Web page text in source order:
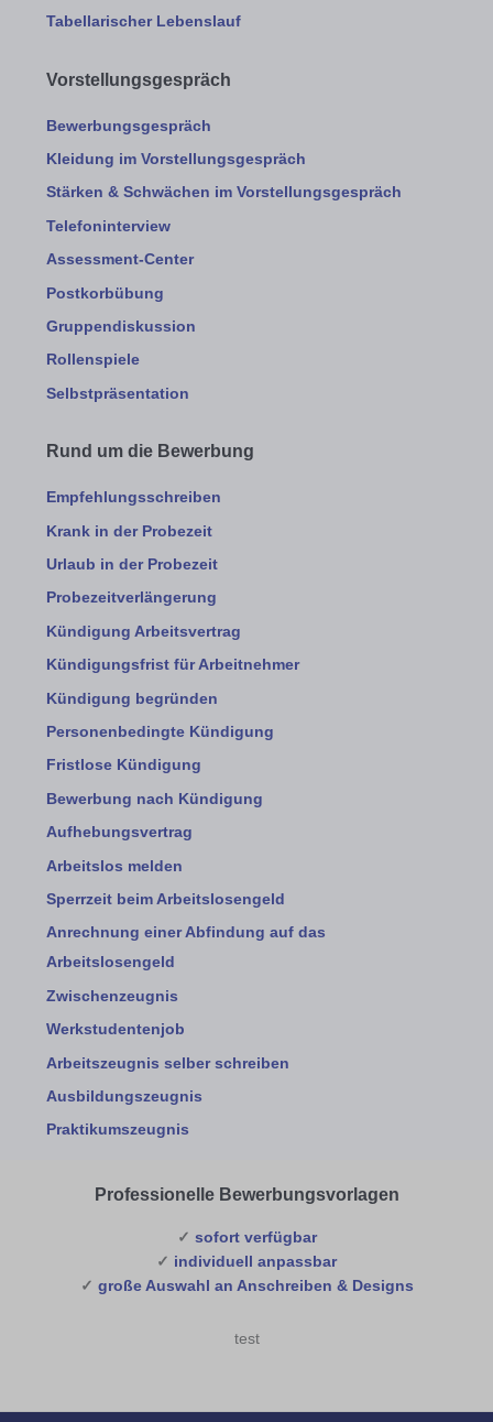
Tabellarischer Lebenslauf
Vorstellungsgespräch
Bewerbungsgespräch
Kleidung im Vorstellungsgespräch
Stärken & Schwächen im Vorstellungsgespräch
Telefoninterview
Assessment-Center
Postkorbübung
Gruppendiskussion
Rollenspiele
Selbstpräsentation
Rund um die Bewerbung
Empfehlungsschreiben
Krank in der Probezeit
Urlaub in der Probezeit
Probezeitverlängerung
Kündigung Arbeitsvertrag
Kündigungsfrist für Arbeitnehmer
Kündigung begründen
Personenbedingte Kündigung
Fristlose Kündigung
Bewerbung nach Kündigung
Aufhebungsvertrag
Arbeitslos melden
Sperrzeit beim Arbeitslosengeld
Anrechnung einer Abfindung auf das
Arbeitslosengeld
Zwischenzeugnis
Werkstudentenjob
Arbeitszeugnis selber schreiben
Ausbildungszeugnis
Praktikumszeugnis
Professionelle Bewerbungsvorlagen
✓ sofort verfügbar
✓ individuell anpassbar
✓ große Auswahl an Anschreiben & Designs
test